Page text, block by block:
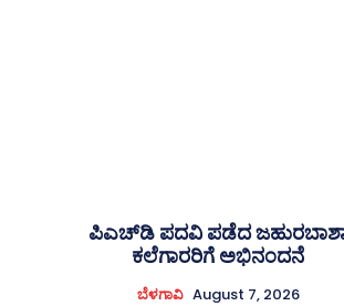
ಪಿಎಚ್‌ಡಿ ಪದವಿ ಪಡೆದ
ಕಲೆಗಾರರಿಗೆ ಅಭಿನಂದನೆ
ಬೆಳಗಾವಿ August 7, 2026